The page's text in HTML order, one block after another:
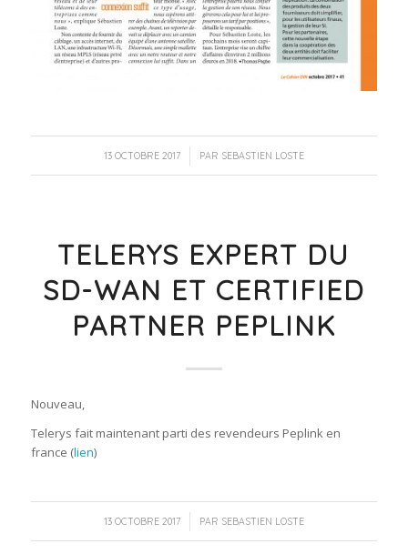
13 OCTOBRE 2017
/ PAR SEBASTIEN LOSTE
TELERYS EXPERT DU
SD-WAN ET CERTIFIED
PARTNER PEPLINK
Nouveau,
Telerys fait maintenant parti des revendeurs Peplink en
france (lien)
13 OCTOBRE 2017
/ PAR SEBASTIEN LOSTE